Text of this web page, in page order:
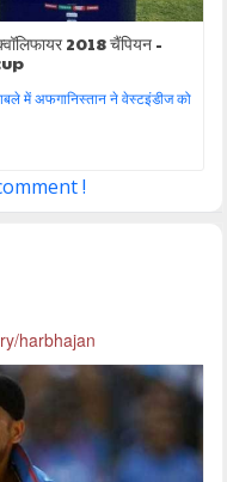
2018 चैंपियन -
में अफगानिस्तान ने वेस्टइंडीज को
!
harbhajan